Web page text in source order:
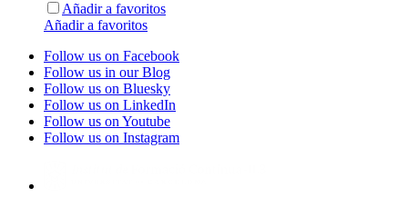
Añadir a favoritos
Añadir a favoritos
Follow us on Facebook
Follow us in our Blog
Follow us on Bluesky
Follow us on LinkedIn
Follow us on Youtube
Follow us on Instagram